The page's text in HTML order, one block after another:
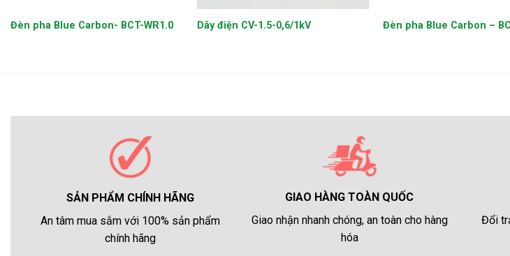
Đèn pha Blue Carbon- BCT-WR1.0 Dây điện CV-1.5-0,6/1kV Đèn pha Blue Carbon –
SẢN PHẨM CHÍNH HÃNG
An tâm mua sắm với 100% sản phẩm
chính hãng
GIAO HÀNG TOÀN QUỐC
Giao nhận nhanh chóng, an toàn cho hàng
hóa
Đổi